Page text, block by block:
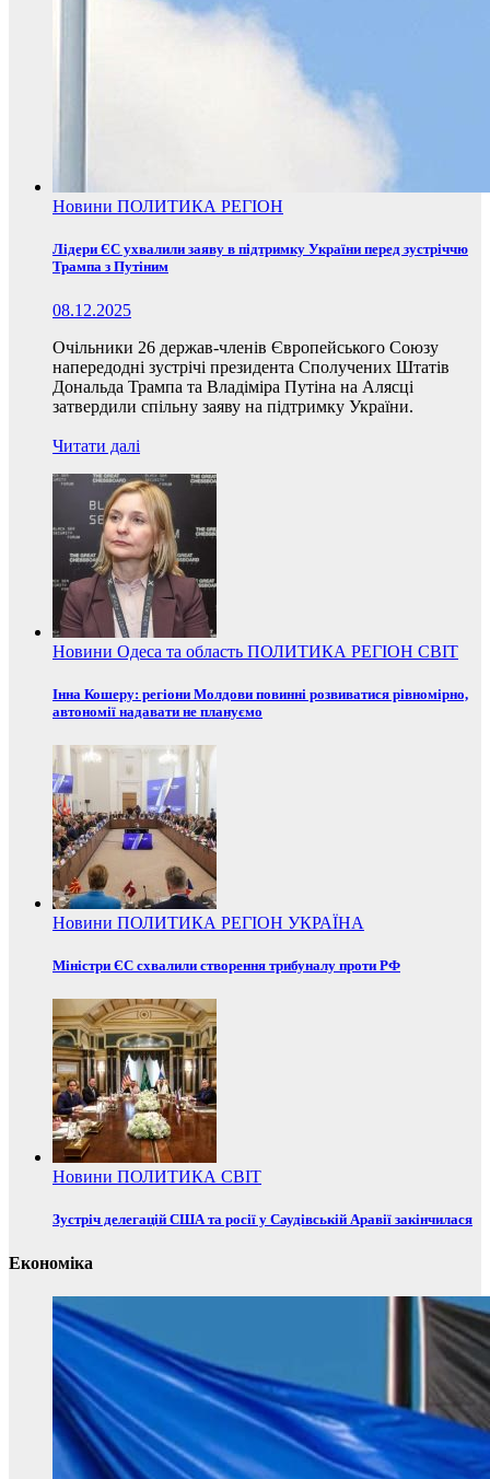
Новини ПОЛИТИКА РЕГІОН
Лідери ЄС ухвалили заяву в підтримку України перед зустріччю
Трампа з Путіним
08.12.2025
Очільники 26 держав-членів Європейського Союзу
напередодні зустрічі президента Сполучених Штатів
Дональда Трампа та Владіміра Путіна на Алясці
затвердили спільну заяву на підтримку України.
Читати далі
Новини Одеса та область ПОЛИТИКА РЕГІОН СВІТ
Інна Кошеру: регіони Молдови повинні розвиватися рівномірно,
автономії надавати не плануємо
Новини ПОЛИТИКА РЕГІОН УКРАЇНА
Міністри ЄС схвалили створення трибуналу проти РФ
Новини ПОЛИТИКА СВІТ
Зустріч делегацій США та росії у Саудівській Аравії закінчилася
Економіка